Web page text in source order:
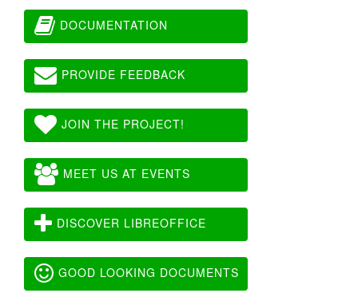
DOCUMENTATION
PROVIDE FEEDBACK
JOIN THE PROJECT!
MEET US AT EVENTS
DISCOVER LIBREOFFICE
GOOD LOOKING DOCUMENTS